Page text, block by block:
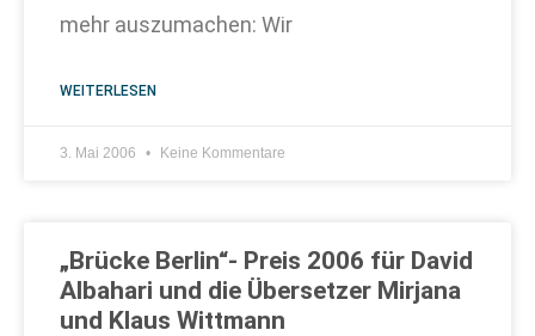
mehr auszumachen: Wir
WEITERLESEN
3. Mai 2006 Keine Kommentare
„Brücke Berlin“- Preis 2006 für David
Albahari und die Übersetzer Mirjana
und Klaus Wittmann